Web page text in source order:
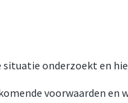
onderzoekt en
voorwaarden en